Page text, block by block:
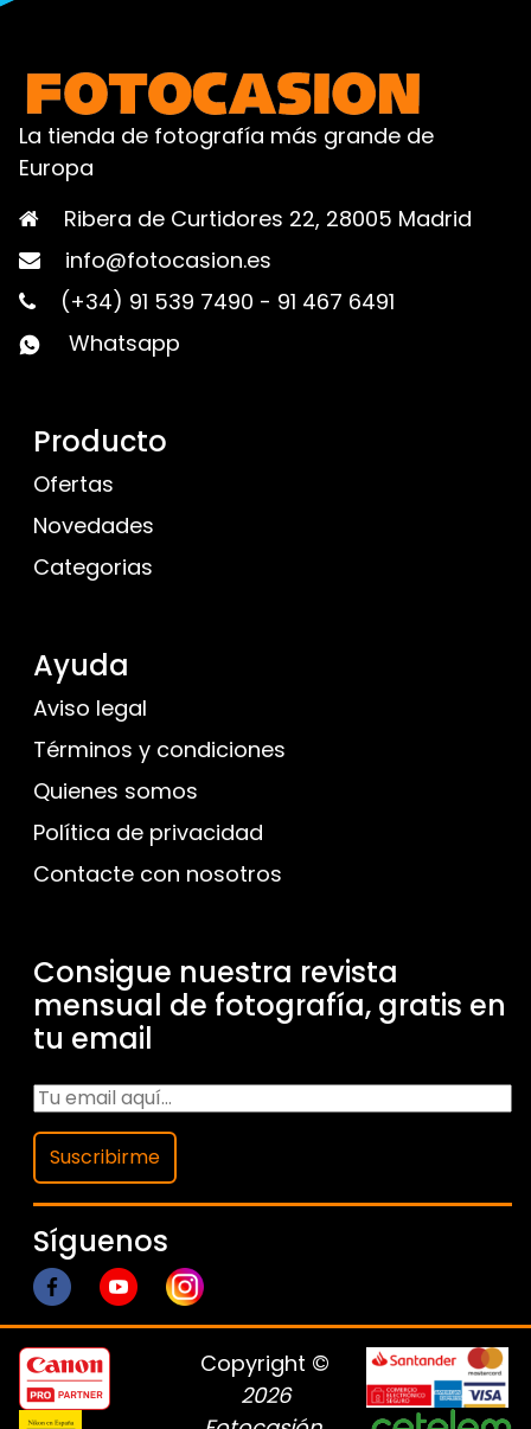
La tienda de fotografía más grande de
Europa
Ribera de Curtidores 22, 28005 Madrid
info@fotocasion.es
(+34) 91 539 7490 - 91 467 6491
Whatsapp
Producto
Ofertas
Novedades
Categorias
Ayuda
Aviso legal
Términos y condiciones
Quienes somos
Política de privacidad
Contacte con nosotros
Consigue nuestra revista
mensual de fotografía, gratis en
tu email
Suscribirme
Síguenos
Copyright ©
2026